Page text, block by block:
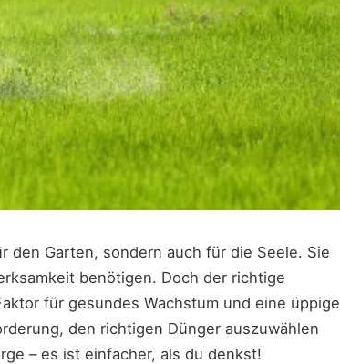
den Garten, sondern auch für die Seele. Sie
benötigen. Doch der richtige
für gesundes Wachstum und eine üppige
den richtigen Dünger auszuwählen
– es ist einfacher, als du denkst!